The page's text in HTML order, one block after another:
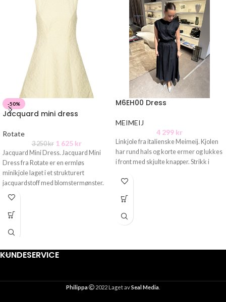
-50%
Jacquard mini dress
Rotate
3 250kr 1 625 kr
Jacquard Mini Dress. Jacquard Mini
Dress fra Rotate er en ermløs
minikjole laget i et strukturert
jacquardstoff med blomster­mønster.
Kjolen
M6EH00 Dress
MEIMEIJ
4 299 kr
Linkjole fra italienske Meimeij. Kjolen
har rund hals og korte ermer og lukkes
i front med skjulte knapper. Strikk i
KUNDESERVICE
Philippa 2022 Laget avSeal Media